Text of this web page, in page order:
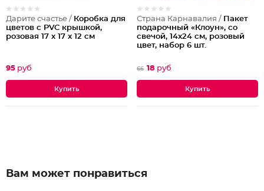
Дарите счастье / Коробка для
цветов с PVC крышкой,
розовая 17 х 17 х 12 см
95 руб
Страна Карнавалия / Пакет
подарочный «Клоун», со
свечой, 14х24 см, розовый
цвет, набор 6 шт.
66 18 руб
Вам может понравиться